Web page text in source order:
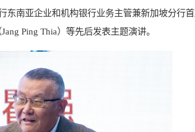
南亚企业和机构银行业务主管兼新加坡分行
Ping Thia）等先后发表主题演讲。